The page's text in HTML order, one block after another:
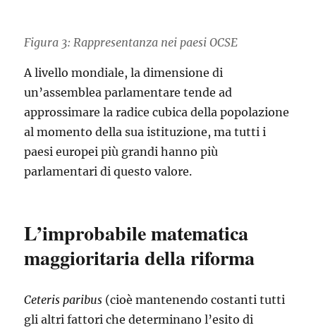
Figura 3: Rappresentanza nei paesi OCSE
A livello mondiale, la dimensione di
un’assemblea parlamentare tende ad
approssimare la radice cubica della popolazione
al momento della sua istituzione, ma tutti i
paesi europei più grandi hanno più
parlamentari di questo valore.
L’improbabile matematica
maggioritaria della riforma
Ceteris paribus (cioè mantenendo costanti tutti
gli altri fattori che determinano l’esito di